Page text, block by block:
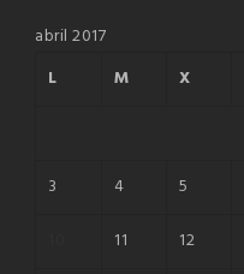
abril 2017
L
M X
3
4 5
11 12